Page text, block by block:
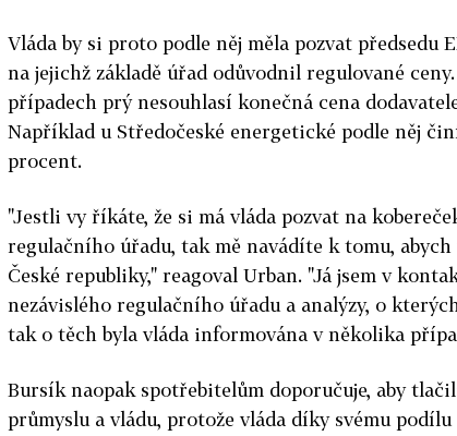
Vláda by si proto podle něj měla pozvat předsedu
na jejichž základě úřad odůvodnil regulované
případech prý nesouhlasí konečná cena
Například u Středočeské energetické podle něj
procent.
"Jestli vy říkáte, že si má vláda pozvat na
regulačního úřadu, tak mě navádíte k tomu,
České republiky," reagoval Urban. "Já jsem v
nezávislého regulačního úřadu a analýzy, o
tak o těch byla vláda informována v několika
Bursík naopak spotřebitelům doporučuje, aby
průmyslu a vládu, protože vláda díky svému podílu